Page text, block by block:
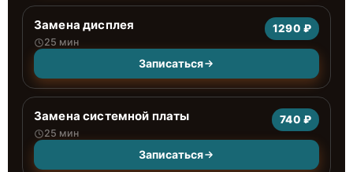
Замена дисплея
25 мин
1290 ₽
Записаться
Замена системной платы
25 мин
740 ₽
Записаться